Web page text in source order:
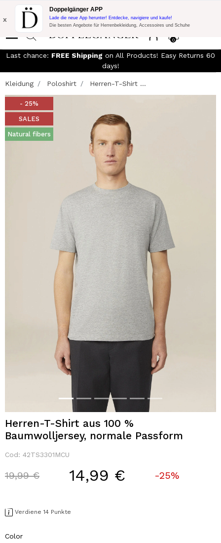
KOSTENLOSER VERSAND!
10% Extra-Rabatt auf 300€ Einkauf mit
Code: DOPPEL300
0
x
Doppelgänger APP
Lade die neue App herunter! Entdecke, navigiere und kaufe!
Die besten Angebote für Herrenbekleidung, Accessoires und Schuhe
Last chance: FREE Shipping on All Products! Easy Returns 60
days!
Kleidung Poloshirt Herren-T-Shirt ...
- 25%
SALES
Natural fibers
Herren-T-Shirt aus 100 %
Baumwolljersey, normale Passform
Cod: 42TS3301MCU
Price reduced from
19,99 €to 14,99 € -25%
Verdiene 14 Punkte
Color